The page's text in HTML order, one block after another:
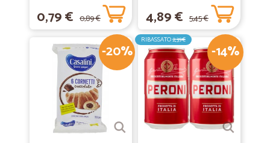
0,79 € 0,89 € 4,89 € 5,45 €
-20% -14%
RIBASSATO2,39€